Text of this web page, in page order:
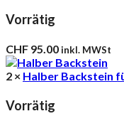
Vorrätig
CHF 95.00inkl. MWSt
2 × Halber Backstein
Vorrätig